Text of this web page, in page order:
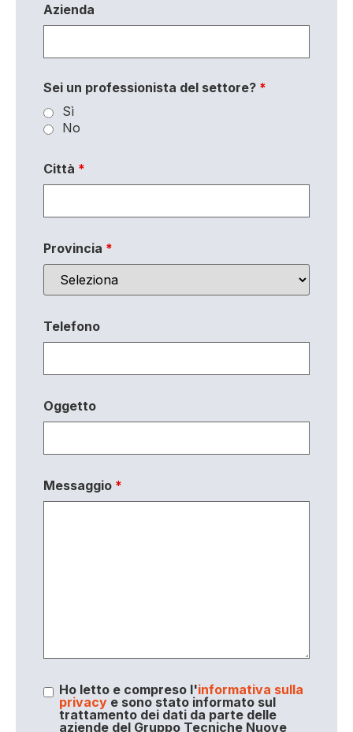
Azienda
Sei un professionista del settore? *
Sì
No
Città *
Provincia *
Telefono
Oggetto
Messaggio *
Ho letto e compreso l'informativa sulla
privacye sono stato informato sul
trattamento dei dati da parte delle
aziende del Gruppo Tecniche Nuove